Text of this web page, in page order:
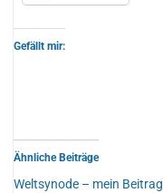
Gefällt mir:
Ähnliche Beiträge
Weltsynode – mein Beitrag